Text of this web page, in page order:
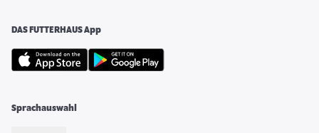
DAS FUTTERHAUS App
Sprachauswahl